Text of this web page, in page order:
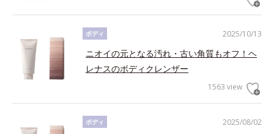
2025/10/13
ボディ
ニオイの元となる汚れ・古い角質もオフ！ヘ
レナスのボディクレンザー
1563 view
2025/08/02
ボディ